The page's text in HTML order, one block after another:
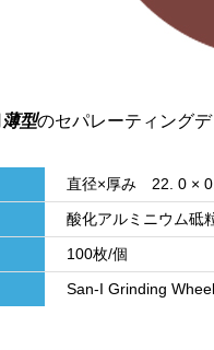
薄型のセパレーティングデ
直径×厚み 22. 0 ×
酸化アルミニウム砥
100枚/個
San-I Grinding